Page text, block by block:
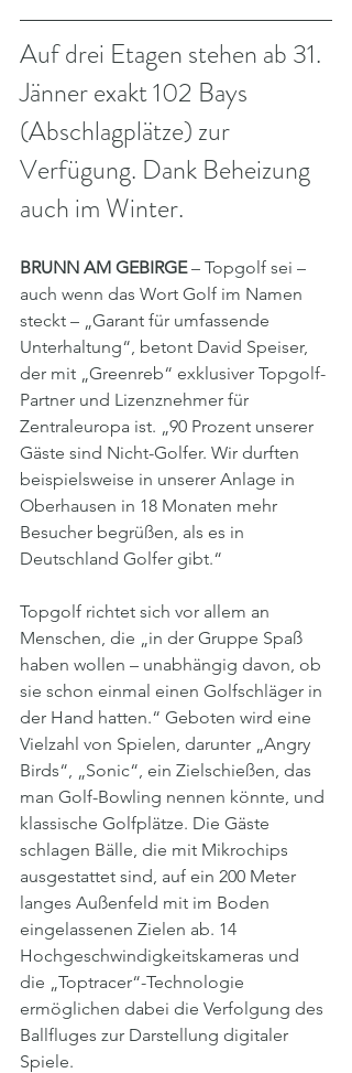
Auf drei Etagen stehen ab 31.
Jänner exakt 102 Bays
(Abschlagplätze) zur
Verfügung. Dank Beheizung
auch im Winter.
BRUNN AM GEBIRGE – Topgolf sei –
auch wenn das Wort Golf im Namen
steckt – „Garant für umfassende
Unterhaltung“, betont David Speiser,
der mit „Greenreb“ exklusiver Topgolf-
Partner und Lizenznehmer für
Zentraleuropa ist. „90 Prozent unserer
Gäste sind Nicht-Golfer. Wir durften
beispielsweise in unserer Anlage in
Oberhausen in 18 Monaten mehr
Besucher begrüßen, als es in
Deutschland Golfer gibt.“
Topgolf richtet sich vor allem an
Menschen, die „in der Gruppe Spaß
haben wollen – unabhängig davon, ob
sie schon einmal einen Golfschläger in
der Hand hatten.“ Geboten wird eine
Vielzahl von Spielen, darunter „Angry
Birds“, „Sonic“, ein Zielschießen, das
man Golf-Bowling nennen könnte, und
klassische Golfplätze. Die Gäste
schlagen Bälle, die mit Mikrochips
ausgestattet sind, auf ein 200 Meter
langes Außenfeld mit im Boden
eingelassenen Zielen ab. 14
Hochgeschwindigkeitskameras und
die „Toptracer“-Technologie
ermöglichen dabei die Verfolgung des
Ballfluges zur Darstellung digitaler
Spiele.